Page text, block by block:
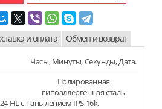
и оплата Обмен и возврат
Часы, Минуты, Секунды, Дата.
Полированная
гипоаллергенная сталь
HL с напылением IPS 16k.